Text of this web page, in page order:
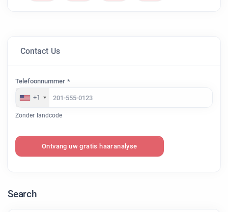
Contact Us
Telefoonnummer *
+1
Zonder landcode
Ontvang uw gratis haaranalyse
Search